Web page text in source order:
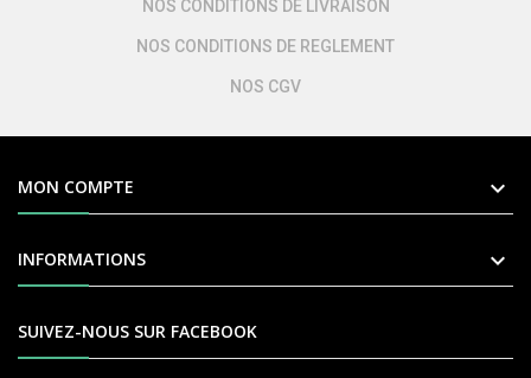
NOS CONDITIONS DE LIVRAISON
NOS CONDITIONS DE REGLEMENT
NOS CGV
MON COMPTE 
INFORMATIONS 
SUIVEZ-NOUS SUR FACEBOOK